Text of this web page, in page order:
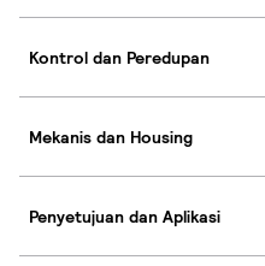
Kontrol dan Peredupan
Mekanis dan Housing
Penyetujuan dan Aplikasi